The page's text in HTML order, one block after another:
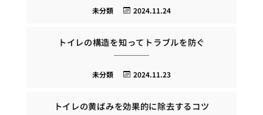
2024.11.24
未分類
トイレの構造を知ってトラブルを防ぐ
2024.11.23
未分類
トイレの黄ばみを効果的に除去するコツ